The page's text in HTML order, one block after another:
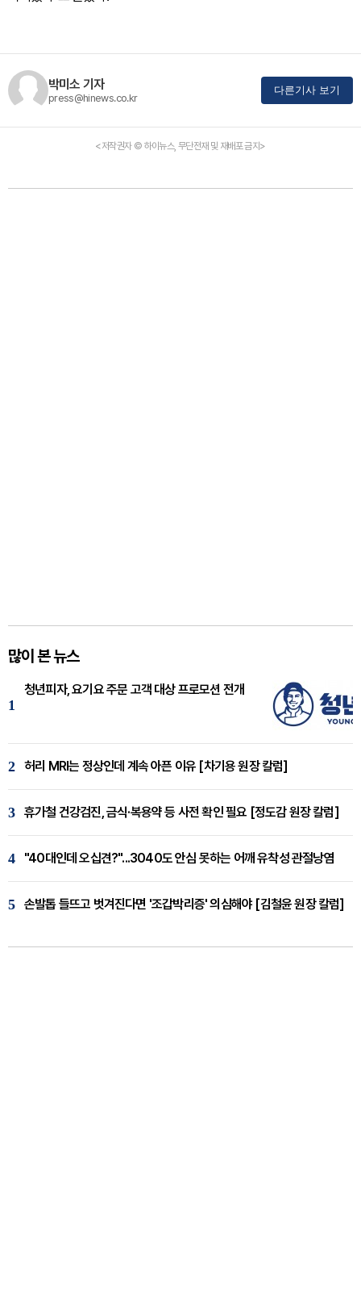
박미소 기자
press@hinews.co.kr
다른기사 보기
<저작권자 © 하이뉴스, 무단전재 및 재배포 금지>
많이 본 뉴스
1
청년피자, 요기요 주문 고객 대상 프로모션 전개
2 허리 MRI는 정상인데 계속 아픈 이유 [차기용 원장 칼럼]
3 휴가철 건강검진, 금식·복용약 등 사전 확인 필요 [정도감 원장 칼럼]
4 "40대인데 오십견?"...3040도 안심 못하는 어깨 유착성 관절낭염
5 손발톱 들뜨고 벗겨진다면 '조갑박리증' 의심해야 [김철윤 원장 칼럼]